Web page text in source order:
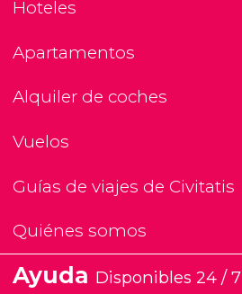
Hoteles
Apartamentos
Alquiler de coches
Vuelos
Guías de viajes de Civitatis
Quiénes somos
Ayuda Disponibles 24 / 7